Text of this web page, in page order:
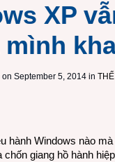
XP
mình
on September 5, 2014 in
hành Windows nào
giang hồ hành